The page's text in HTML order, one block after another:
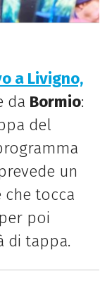
a Livigno,
da Bormio:
del
un
tocca
per poi
di tappa.